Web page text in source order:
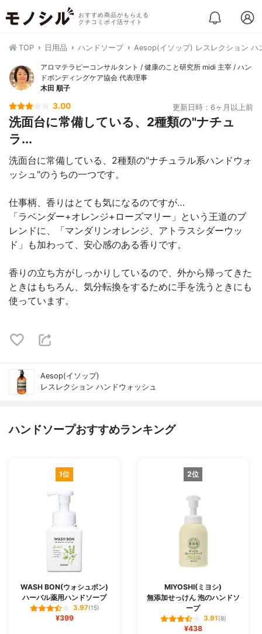
おすすめ商品がもらえる
クチコミポイ活サイト
TOP 日用品 ハンドソープ Aesop(イソップ) レスレクション ハ
アロマテラピーコンサルタント / 健康のこと研究所 midi 主宰 / ハン
ドボンディングケア協会 代表理事
木田 順子
3.00 更新日時：6ヶ月以上前
洗面台に常備している、2種類の"ナチュ
ラ...
洗面台に常備している、2種類の"ナチュラル系ハンドウォ
ッシュ"のうちの一つです。
仕事柄、香りはとても気になるのですが…
「ラベンダー+オレンジ+ローズマリー」という王道のブ
レンドに、「マンダリンオレンジ、アトラスシダーウッ
ド」も加わって、安心感のある香りです。
香りの立ち方がしっかりしているので、外から帰ってきた
ときはもちろん、気分転換をするために手を洗うときにも
使っています。
Aesop(イソップ)
レスレクション ハンドウォッシュ
ハンドソープおすすめランキング
1位
WASH BON(ウォシュボン)
ハーバル薬用ハンドソープ
3.97(15)
¥399
2位
MIYOSHI(ミヨシ)
無添加せっけん 泡のハンドソ
ープ
3.91(8)
¥438